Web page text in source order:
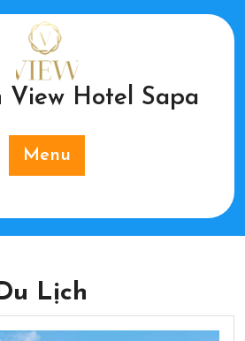
View Hotel Sapa
Menu
Lịch